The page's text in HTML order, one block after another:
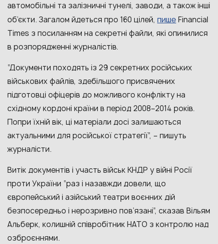
автомобільні та залізничні тунелі, заводи, а також інші
об’єкти. Загалом йдеться про 160 цілей, пишеFinancial
Times з посиланням на секретні файли, які опинилися
в розпорядженні журналістів.
“Документи походять із 29 секретних російських
військових файлів, здебільшого присвячених
підготовці офіцерів до можливого конфлікту на
східному кордоні країни в період 2008–2014 років.
Попри їхній вік, ці матеріали досі залишаються
актуальними для російської стратегії”, – пишуть
журналісти.
Витік документів і участь військ КНДР у війні Росії
проти України “раз і назавжди довели, що
європейський і азійський театри воєнних дій
безпосередньо і нерозривно пов’язані”, сказав Вільям
Альберк, колишній співробітник НАТО з контролю над
озброєннями.